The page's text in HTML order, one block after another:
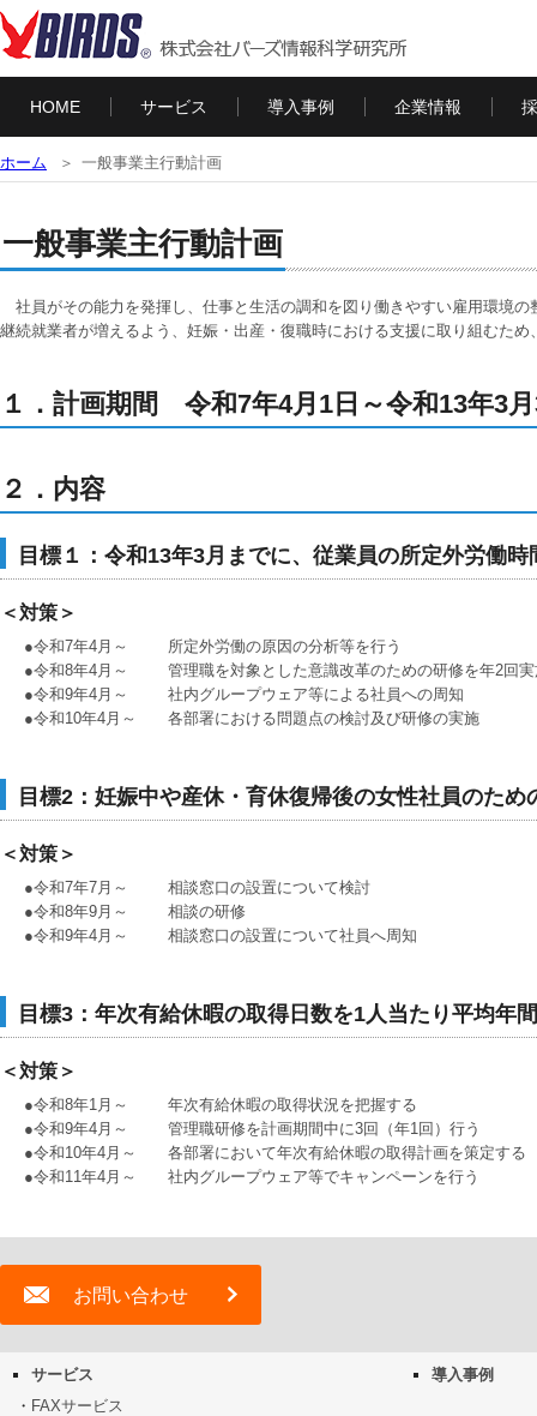
HOME サービス 導入事例 企業情報
ホーム 一般事業主行動計画
一般事業主行動計画
社員がその能力を発揮し、仕事と生活の調和を図り働きやすい雇用環境の
継続就業者が増えるよう、妊娠・出産・復職時における支援に取り組むた
１．計画期間 令和7年4月1日～令和13年3
２．内容
目標１：令和13年3月までに、従業員の所定外労働
＜対策＞
●令和7年4月～
所定外労働の原因の分析等を行う
●令和8年4月～
管理職を対象とした意識改革のための研修を年2回
●令和9年4月～
社内グループウェア等による社員への周知
●令和10年4月～
各部署における問題点の検討及び研修の実施
目標2：妊娠中や産休・育休復帰後の女性社員のた
＜対策＞
●令和7年7月～
相談窓口の設置について検討
●令和8年9月～
相談の研修
●令和9年4月～
相談窓口の設置について社員へ周知
目標3：年次有給休暇の取得日数を1人当たり平均年
＜対策＞
●令和8年1月～
年次有給休暇の取得状況を把握する
●令和9年4月～
管理職研修を計画期間中に3回（年1回）行う
●令和10年4月～
各部署において年次有給休暇の取得計画を策定する
●令和11年4月～
社内グループウェア等でキャンペーンを行う
お問い合わせ
サービス
FAXサービス
導入事例